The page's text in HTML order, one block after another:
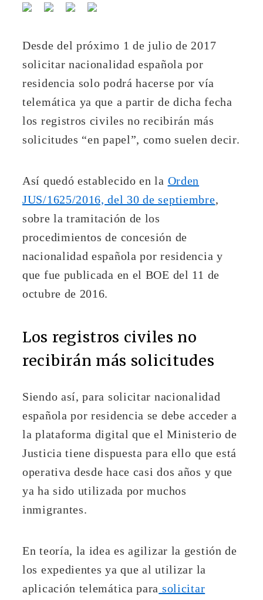
Desde del próximo 1 de julio de 2017
solicitar nacionalidad española por
residencia solo podrá hacerse por vía
telemática ya que a partir de dicha fecha
los registros civiles no recibirán más
solicitudes “en papel”, como suelen decir.
Así quedó establecido en la Orden
JUS/1625/2016, del 30 de septiembre,
sobre la tramitación de los
procedimientos de concesión de
nacionalidad española por residencia y
que fue publicada en el BOE del 11 de
octubre de 2016.
Los registros civiles no
recibirán más solicitudes
Siendo así, para solicitar nacionalidad
española por residencia se debe acceder a
la plataforma digital que el Ministerio de
Justicia tiene dispuesta para ello que está
operativa desde hace casi dos años y que
ya ha sido utilizada por muchos
inmigrantes.
En teoría, la idea es agilizar la gestión de
los expedientes ya que al utilizar la
aplicación telemática para solicitar